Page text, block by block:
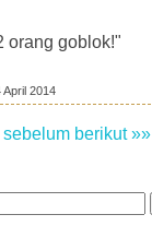
orang goblok!"
April 2014
sebelum berikut »»